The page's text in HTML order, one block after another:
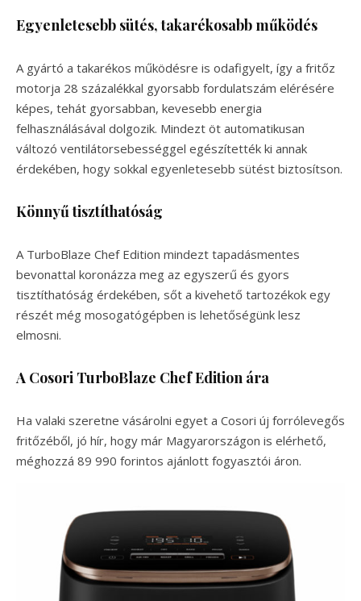
Egyenletesebb sütés, takarékosabb működés
A gyártó a takarékos működésre is odafigyelt, így a fritőz
motorja 28 százalékkal gyorsabb fordulatszám elérésére
képes, tehát gyorsabban, kevesebb energia
felhasználásával dolgozik. Mindezt öt automatikusan
változó ventilátorsebességgel egészítették ki annak
érdekében, hogy sokkal egyenletesebb sütést biztosítson.
Könnyű tisztíthatóság
A TurboBlaze Chef Edition mindezt tapadásmentes
bevonattal koronázza meg az egyszerű és gyors
tisztíthatóság érdekében, sőt a kivehető tartozékok egy
részét még mosogatógépben is lehetőségünk lesz
elmosni.
A Cosori TurboBlaze Chef Edition ára
Ha valaki szeretne vásárolni egyet a Cosori új forrólevegős
fritőzéből, jó hír, hogy már Magyarországon is elérhető,
méghozzá 89 990 forintos ajánlott fogyasztói áron.